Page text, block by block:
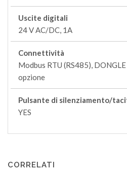
Uscite digitali
24 V AC/DC, 1A
Connettività
Modbus RTU (RS485),
opzione
Pulsante di silenziamento/
YES
CORRELATI